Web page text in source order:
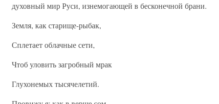
духовный мир Руси, изнемогающей в бесконечной брани.
Земля, как старище-рыбак,
Сплетает облачные сети,
Чтоб уловить загробный мрак
Глухонемых тысячелетий.